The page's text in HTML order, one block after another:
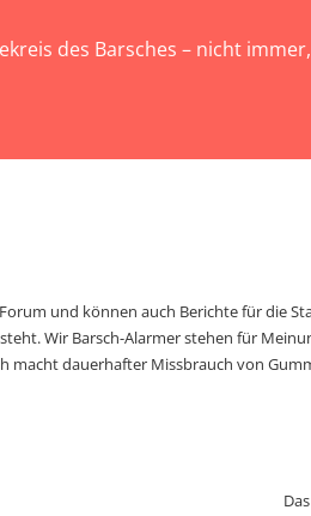
des Barsches – nicht
und können auch Berichte für die
Wir Barsch-Alarmer stehen für
macht dauerhafter Missbrauch von